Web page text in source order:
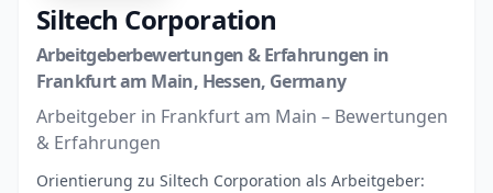
Siltech Corporation
Arbeitgeberbewertungen & Erfahrungen in
Frankfurt am Main, Hessen, Germany
Arbeitgeber in Frankfurt am Main – Bewertungen
& Erfahrungen
Orientierung zu Siltech Corporation als Arbeitgeber: